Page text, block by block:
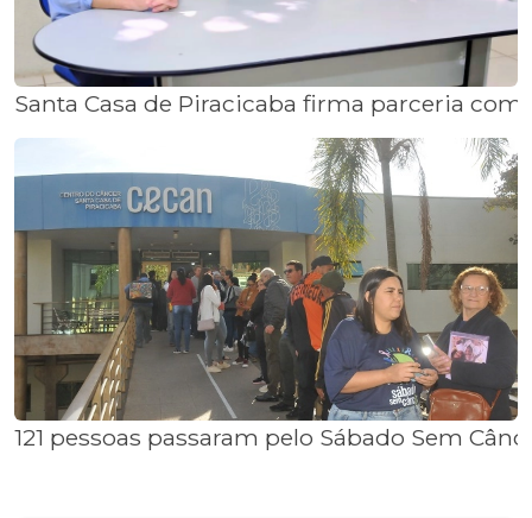
Santa Casa de Piracicaba firma parceria
121 pessoas passaram pelo Sábado Sem